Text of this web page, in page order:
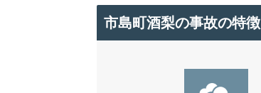
市島町酒梨の事故の特徴